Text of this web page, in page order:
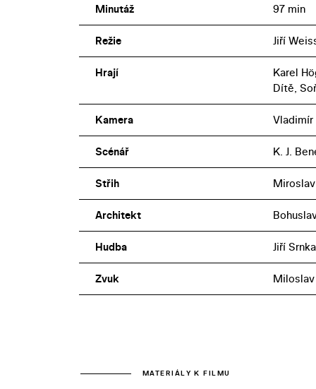
Minutáž 97 min
Režie Jiří
Hrají
Karel
Dítě,
Kamera
Scénář K. J.
Střih
Architekt
Hudba Jiří Srnka
Zvuk
MATERIÁLY K FILMU